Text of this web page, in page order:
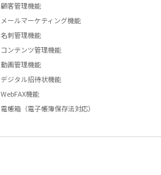
顧客管理機能
メールマーケティング機能
名刺管理機能
コンテンツ管理機能
動画管理機能
デジタル招待状機能
WebFAX機能
電帳箱（電子帳簿保存法対応）